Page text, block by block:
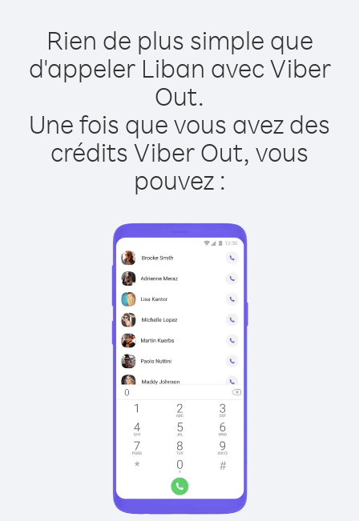
Rien de plus simple que
d'appeler Liban avec Viber
Out.
Une fois que vous avez des
crédits Viber Out, vous
pouvez :